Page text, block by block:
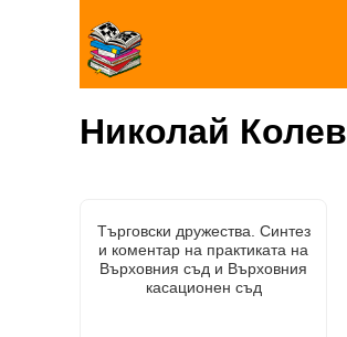
Николай Колев
Търговски дружества. Синтез
и коментар на практиката на
Върховния съд и Върховния
касационен съд